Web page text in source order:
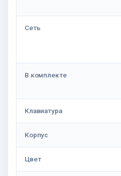
Сеть
В комплекте
Клавиатура
Корпус
Цвет